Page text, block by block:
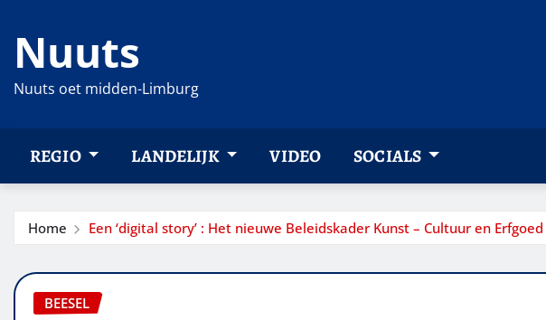
naar
inhoud
Nuuts
Nuuts oet midden-Limburg
REGIO LANDELIJK VIDEO SOCIALS
Home Een ‘digital story’ : Het nieuwe Beleidskader Kunst – Cultuur en Erfgoed
BEESEL